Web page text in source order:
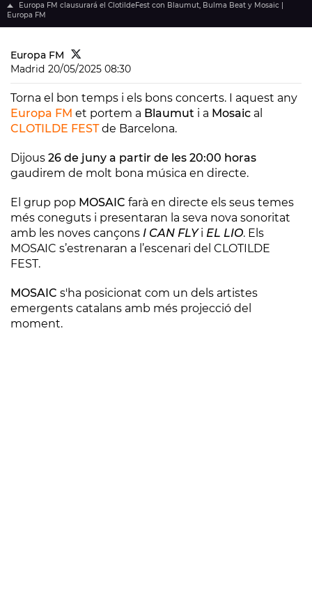
Europa FM clausurará el ClotildeFest con Blaumut, Bulma Beat y Mosaic |
Europa FM
Europa FM
Madrid 20/05/2025 08:30
Torna el bon temps i els bons concerts. I aquest any
Europa FM et portem a Blaumut i a Mosaic al
CLOTILDE FESTde Barcelona.
Dijous 26 de juny a partir de les 20:00 horas
gaudirem de molt bona música en directe.
El grup pop MOSAIC farà en directe els seus temes
més coneguts i presentaran la seva nova sonoritat
amb les noves cançons I CAN FLYi EL LIO. Els
MOSAIC s’estrenaran a l’escenari del CLOTILDE
FEST.
MOSAIC s'ha posicionat com un dels artistes
emergents catalans amb més projecció del
moment.